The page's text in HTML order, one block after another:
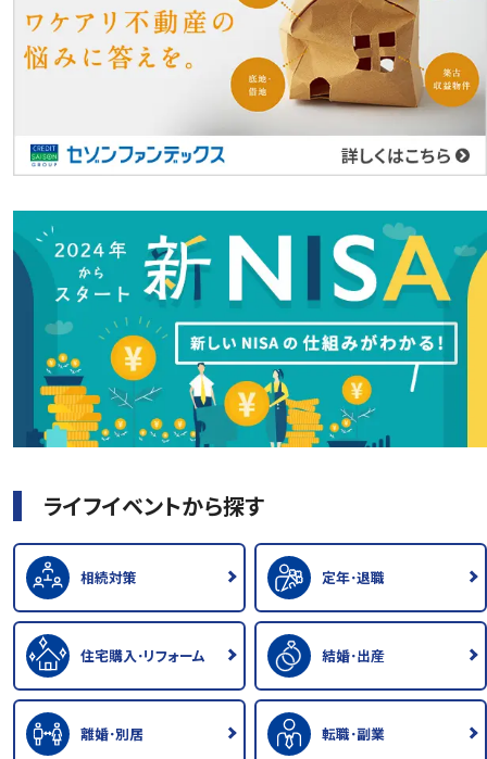
ライフイベントから探す
相続対策 定年･退職
住宅購入･リフォーム 結婚･出産
離婚･別居 転職･副業